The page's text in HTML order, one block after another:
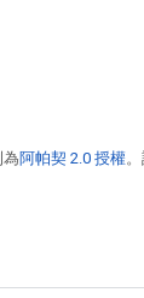
為阿帕契 2.0 授權